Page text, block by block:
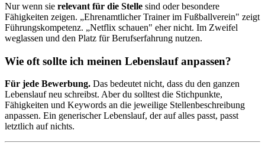
Nur wenn sie relevant für die Stelle sind oder besondere
Fähigkeiten zeigen. „Ehrenamtlicher Trainer im Fußballverein" zeigt
Führungskompetenz. „Netflix schauen" eher nicht. Im Zweifel
weglassen und den Platz für Berufserfahrung nutzen.
Wie oft sollte ich meinen Lebenslauf anpassen?
Für jede Bewerbung. Das bedeutet nicht, dass du den ganzen
Lebenslauf neu schreibst. Aber du solltest die Stichpunkte,
Fähigkeiten und Keywords an die jeweilige Stellenbeschreibung
anpassen. Ein generischer Lebenslauf, der auf alles passt, passt
letztlich auf nichts.